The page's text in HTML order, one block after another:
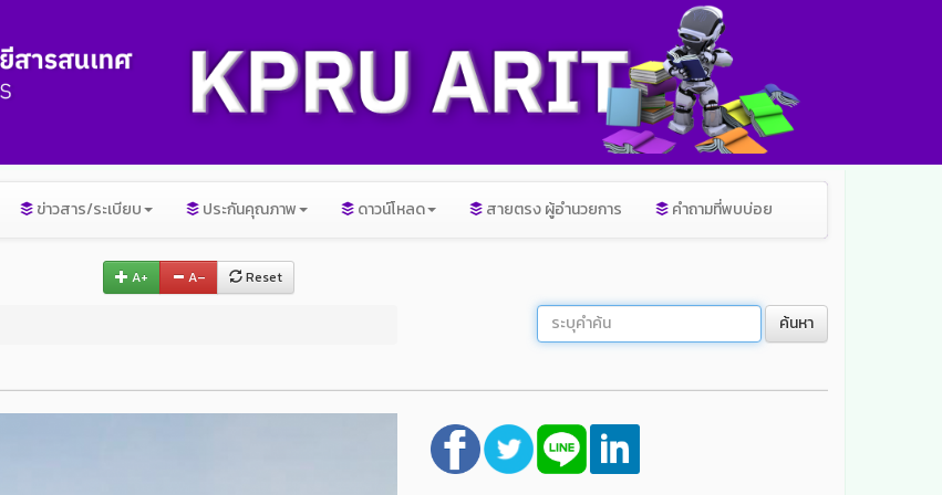
ข่าวสาร/ระเบียบ ประกันคุณภาพ ดาวน์โหลด สายตรง ผู้อำนวยการ คำถามที่พบบ่อย
A+ A– Reset
ค้นหา